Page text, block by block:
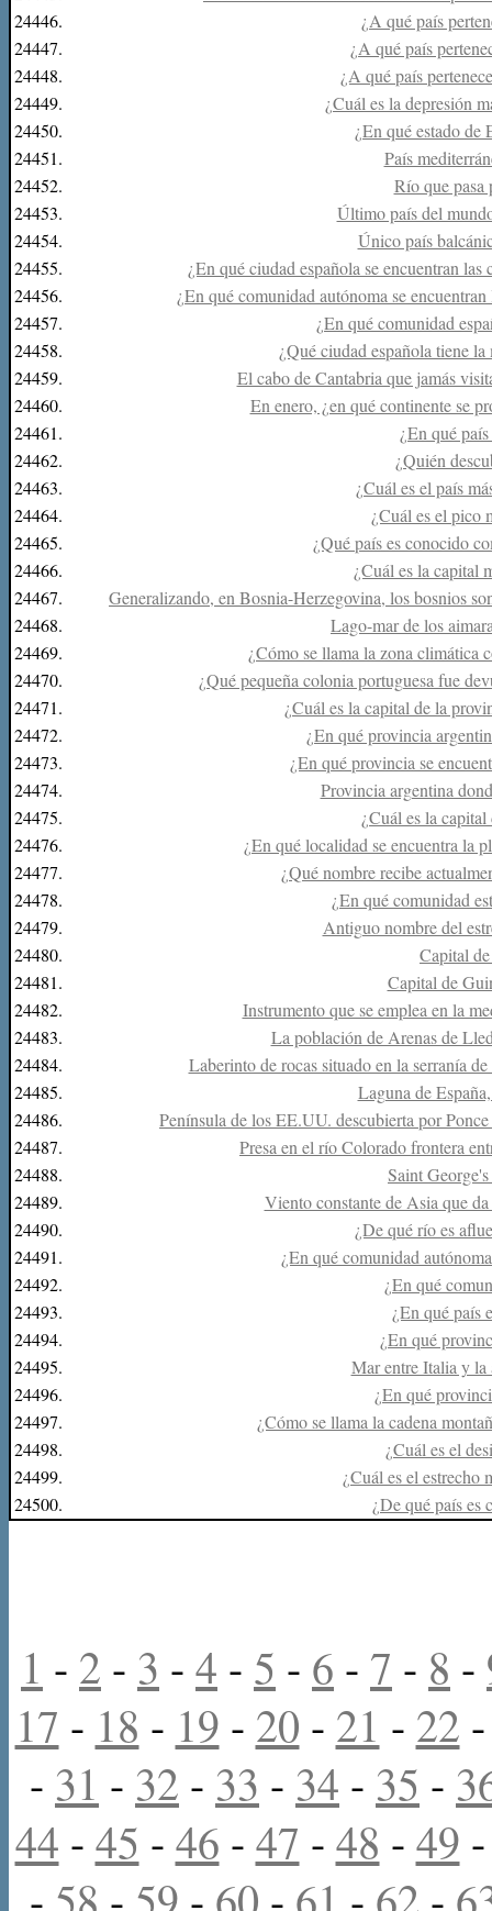
24446.
¿A qué país
24447.
¿A qué país
24448.
¿A qué país
24449.
¿Cuál es la depresión
24450.
¿En qué estado de
24451.
País
24452.
Río que pasa
24453.
Último país del
24454.
Único país
24455.
¿En qué ciudad española se encuentran
24456.
¿En qué comunidad autónoma se
24457.
¿En qué comunidad
24458.
¿Qué ciudad española tiene
24459.
El cabo de Cantabria que jamás
24460.
En enero, ¿en qué continente se
24461.
¿En qué
24462.
¿Quién
24463.
¿Cuál es el país
24464.
¿Cuál es el pico
24465.
¿Qué país es conocido
24466.
¿Cuál es la capital
24467.
Generalizando, en Bosnia-Herzegovina, los bosnios
24468.
Lago-mar de los
24469.
¿Cómo se llama la zona climática
24470.
¿Qué pequeña colonia portuguesa fue
24471.
¿Cuál es la capital de la
24472.
¿En qué provincia
24473.
¿En qué provincia se
24474.
Provincia argentina
24475.
¿Cuál es la
24476.
¿En qué localidad se encuentra la
24477.
¿Qué nombre recibe
24478.
¿En qué comunidad
24479.
Antiguo nombre del
24480.
Capital
24481.
Capital de
24482.
Instrumento que se emplea en la
24483.
La población de Arenas de
24484.
Laberinto de rocas situado en la serranía
24485.
Laguna de
24486.
Península de los EE.UU. descubierta por
24487.
Presa en el río Colorado frontera
24488.
Saint
24489.
Viento constante de Asia que
24490.
¿De qué río es
24491.
¿En qué comunidad
24492.
¿En qué
24493.
¿En qué país
24494.
¿En qué
24495.
Mar entre Italia y
24496.
¿En qué
24497.
¿Cómo se llama la cadena
24498.
¿Cuál es el
24499.
¿Cuál es el estrecho
24500.
¿De qué país es
1 - 2 - 3 - 4 - 5 - 6 - 7 - 8 -
17 - 18 - 19 - 20 - 21 - 22
- 31 - 32 - 33 - 34 - 35 -
44 - 45 - 46 - 47 - 48 - 49
- 58 - 59 - 60 - 61 - 62 -